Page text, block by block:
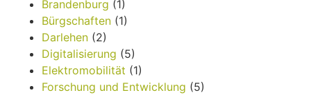
Brandenburg (1)
Bürgschaften (1)
Darlehen (2)
Digitalisierung (5)
Elektromobilität (1)
Forschung und Entwicklung (5)